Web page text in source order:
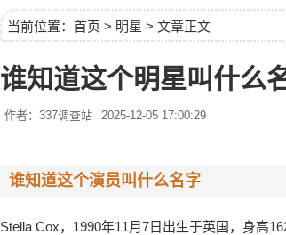
当前位置： 首页 > 明星 > 文章正文
谁知道这个明星叫什么
作者：337调查站 2025-12-05 17:00:29
谁知道这个演员叫什么名字
Stella Cox，1990年11月7日出生于英国，身高